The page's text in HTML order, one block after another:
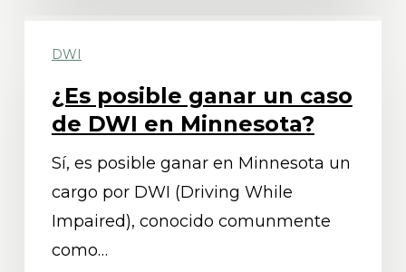
posible
ganar
DWI
Minnesota?
DWI
¿Es posible ganar un caso
de DWI en Minnesota?
Sí, es posible ganar en Minnesota un
cargo por DWI (Driving While
Impaired), conocido comunmente
como…